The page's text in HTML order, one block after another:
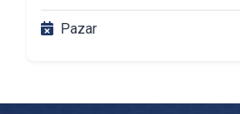
Osmangazi DuşaKabin Montajı
Pazar